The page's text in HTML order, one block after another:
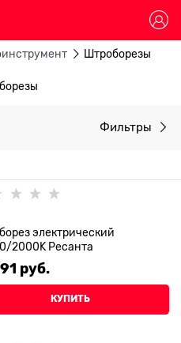
Штроборезы
Фильтры
электрический
2000K Ресанта
руб.
КУПИТЬ